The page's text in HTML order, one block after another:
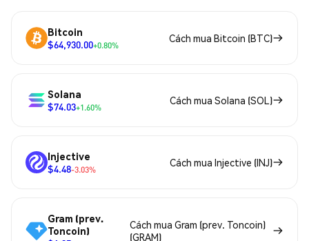
Bitcoin
$64,930.00+0.80%
Cách mua Bitcoin (BTC)
Solana
$74.03+1.60%
Cách mua Solana (SOL)
Injective
$4.48-3.03%
Cách mua Injective (INJ)
Gram (prev.
Toncoin)
Cách mua Gram (prev. Toncoin)
(GRAM)